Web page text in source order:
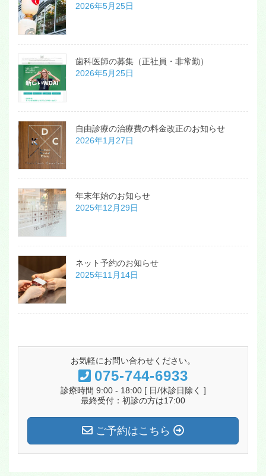
2026年5月25日
歯科医師の募集（正社員・非常勤）
2026年5月25日
自由診療の治療費の料金改正のお知らせ
2026年1月27日
年末年始のお知らせ
2025年12月29日
ネット予約のお知らせ
2025年11月14日
お気軽にお問い合わせください。
075-744-6933
診療時間 9:00 - 18:00 [ 日/休診日除く ]
最終受付：初診の方は17:00
ご予約はこちら